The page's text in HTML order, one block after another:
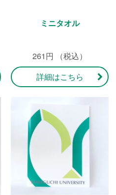
ミニタオル
261円 （税込）
詳細はこちら